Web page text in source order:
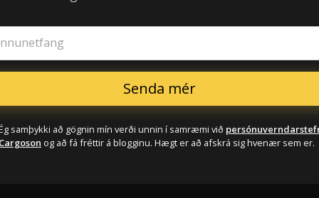
samþykki að gögnin mín verði unnin í samræmi við
og að fá fréttir á blogginu. Hægt er að afskrá sig hvenær sem er.